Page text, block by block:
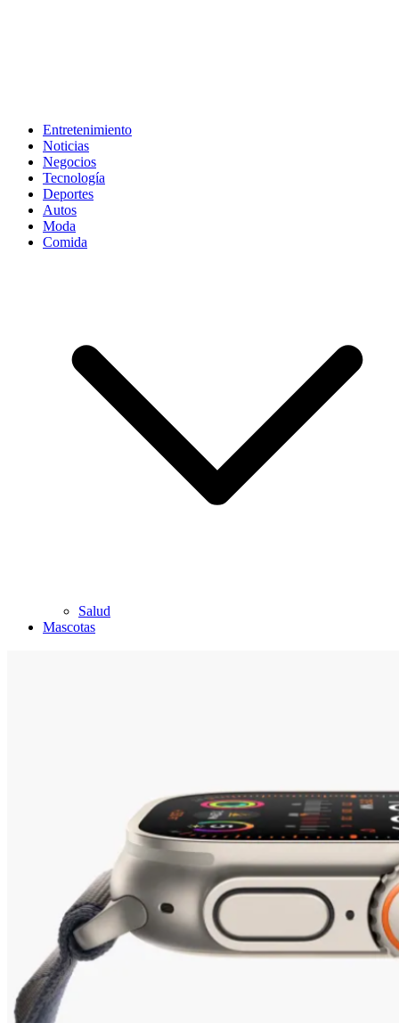
Entretenimiento
Noticias
Negocios
Tecnología
Deportes
Autos
Moda
Comida
Salud
Mascotas